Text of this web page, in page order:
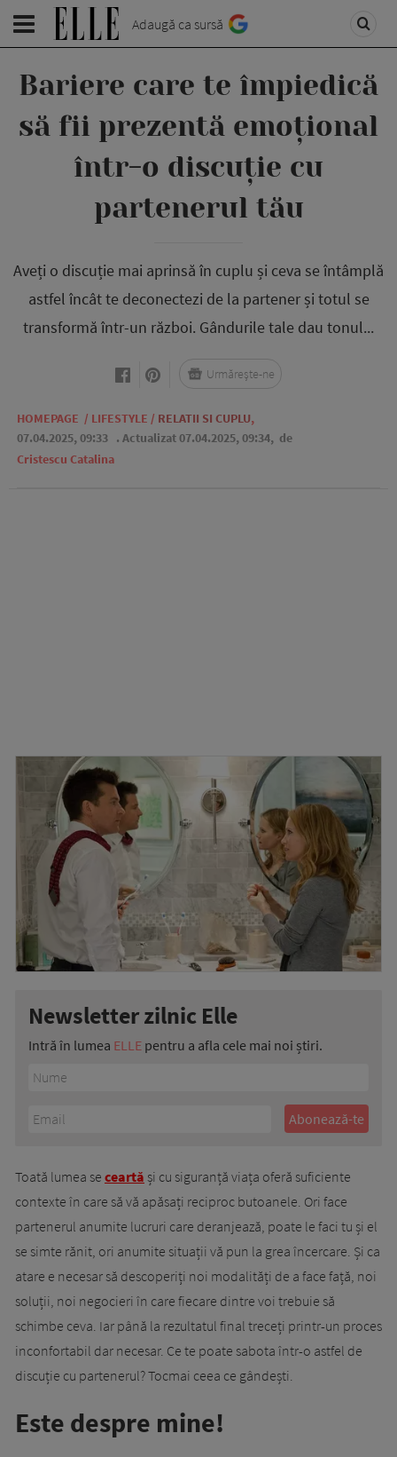
Adaugă ca sursă
Bariere care te împiedică
să fii prezentă emoțional
într-o discuție cu
partenerul tău
Aveți o discuție mai aprinsă în cuplu și ceva se întâmplă
astfel încât te deconectezi de la partener și totul se
transformă într-un război. Gândurile tale dau tonul...
HOMEPAGE / LIFESTYLE / RELATII SI CUPLU,
07.04.2025, 09:33 . Actualizat 07.04.2025, 09:34, de
Cristescu Catalina
Urmărește-ne
Newsletter zilnic Elle
Intră în lumea ELLE pentru a afla cele mai noi știri.
Toată lumea se ceartă și cu siguranță viața oferă suficiente
contexte în care să vă apăsați reciproc butoanele. Ori face
partenerul anumite lucruri care deranjează, poate le faci tu și el
se simte rănit, ori anumite situații vă pun la grea încercare. Și ca
atare e necesar să descoperiți noi modalități de a face față, noi
soluții, noi negocieri în care fiecare dintre voi trebuie să
schimbe ceva. Iar până la rezultatul final treceți printr-un proces
inconfortabil dar necesar. Ce te poate sabota într-o astfel de
discuție cu partenerul? Tocmai ceea ce gândești.
Este despre mine!